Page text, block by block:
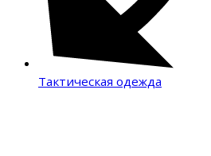
Тактическая одежда